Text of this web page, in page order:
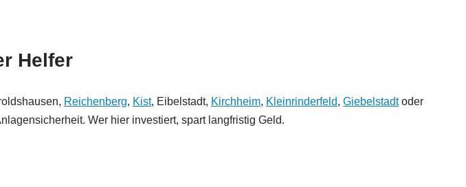
Helfer
Reichenberg, Kist, Eibelstadt, Kirchheim, Kleinrinderfeld, Giebelstadtoder
Wer hier investiert, spart langfristig Geld.